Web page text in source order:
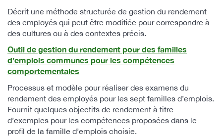
Décrit une méthode structurée de gestion du rendement
des employés qui peut être modifiée pour correspondre à
des cultures ou à des contextes précis.
Outil de gestion du rendement pour des familles
d’emplois communes pour les compétences
comportementales
Processus et modèle pour réaliser des examens du
rendement des employés pour les sept familles d’emplois.
Fournit quelques objectifs de rendement à titre
d’exemples pour les compétences proposées dans le
profil de la famille d’emplois choisie.